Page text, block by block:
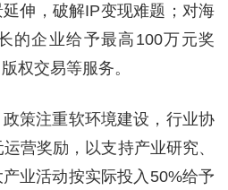
伸，破解IP变现难题；对海
的企业给予最高100万元奖
权交易等服务。
策注重软环境建设，行业协
营奖励，以支持产业研究、
业活动按实际投入50%给予